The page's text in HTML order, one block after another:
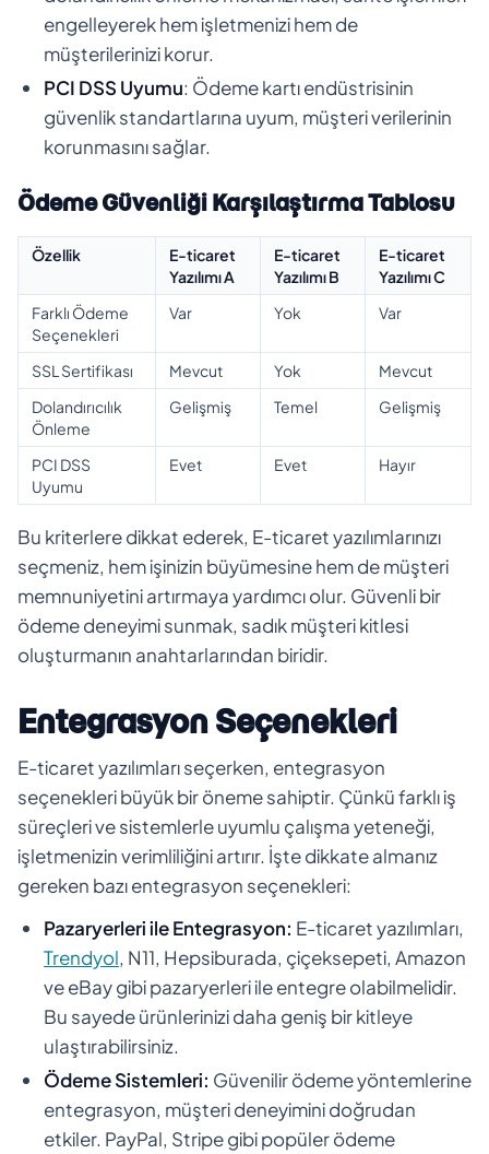
engelleyerek hem işletmenizi hem de
müşterilerinizi korur.
PCI DSS Uyumu: Ödeme kartı endüstrisinin
güvenlik standartlarına uyum, müşteri verilerinin
korunmasını sağlar.
Ödeme Güvenliği Karşılaştırma Tablosu
Özellik
E-ticaret
Yazılımı A
E-ticaret
Yazılımı B
E-ticaret
Yazılımı C
Farklı Ödeme
Seçenekleri
Var Yok Var
SSL Sertifikası Mevcut Yok
Mevcut
Dolandırıcılık
Önleme
Gelişmiş Temel Gelişmiş
PCI DSS
Uyumu
Evet Evet Hayır
Bu kriterlere dikkat ederek, E-ticaret yazılımlarınızı
seçmeniz, hem işinizin büyümesine hem de müşteri
memnuniyetini artırmaya yardımcı olur. Güvenli bir
ödeme deneyimi sunmak, sadık müşteri kitlesi
oluşturmanın anahtarlarından biridir.
Entegrasyon Seçenekleri
E-ticaret yazılımları seçerken, entegrasyon
seçenekleri büyük bir öneme sahiptir. Çünkü farklı iş
süreçleri ve sistemlerle uyumlu çalışma yeteneği,
işletmenizin verimliliğini artırır. İşte dikkate almanız
gereken bazı entegrasyon seçenekleri:
Pazaryerleri ile Entegrasyon: E-ticaret yazılımları,
Trendyol, N11, Hepsiburada, çiçeksepeti, Amazon
ve eBay gibi pazaryerleri ile entegre olabilmelidir.
Bu sayede ürünlerinizi daha geniş bir kitleye
ulaştırabilirsiniz.
Ödeme Sistemleri: Güvenilir ödeme yöntemlerine
entegrasyon, müşteri deneyimini doğrudan
etkiler. PayPal, Stripe gibi popüler ödeme